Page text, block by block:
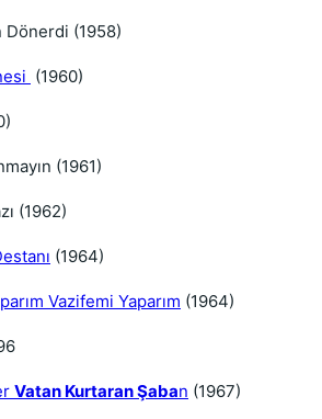
Dönerdi (1958)
(1960)
(1961)
(1962)
(1964)
Vazifemi Yaparım (1964)
Vatan Kurtaran Şaban (1967)